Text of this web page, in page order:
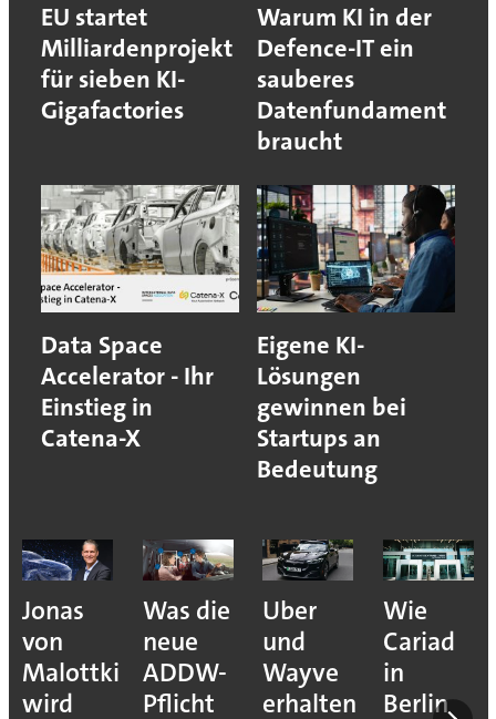
EU startet
Milliardenprojekt
für sieben KI-
Gigafactories
Warum KI in der
Defence-IT ein
sauberes
Datenfundament
braucht
Data Space
Accelerator - Ihr
Einstieg in
Catena-X
Eigene KI-
Lösungen
gewinnen bei
Startups an
Bedeutung
Jonas
von
Malottki
wird
Was die
neue
ADDW-
Pflicht
Uber
und
Wayve
erhalten
Wie
Cariad
in
Berlin